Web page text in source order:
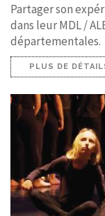
Partager son
dans leur MDL /
départementales.
PLUS DE